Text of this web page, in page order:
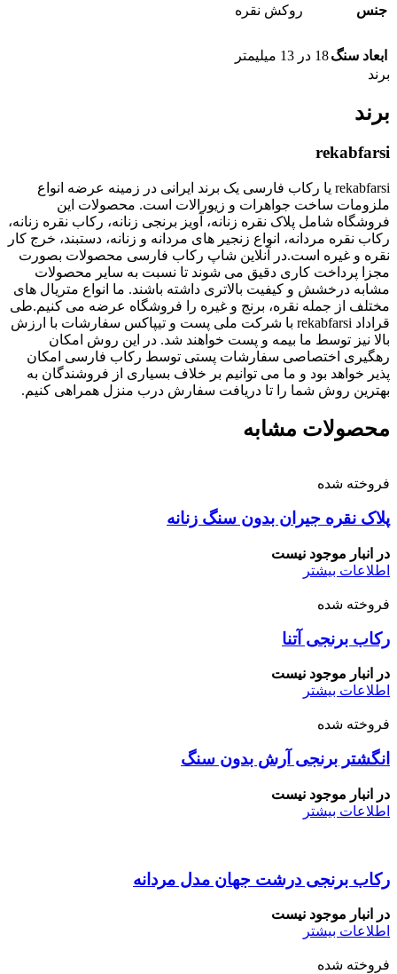
جنس
روکش نقره
ابعاد سنگ18 در 13 میلیمتر
برند
برند
rekabfarsi
rekabfarsi یا رکاب فارسی یک برند ایرانی در زمینه عرضه انواع
ملزومات ساخت جواهرات و زیورالات است. محصولات این
فروشگاه شامل پلاک نقره زنانه، آویز برنجی زنانه، رکاب نقره زنانه،
رکاب نقره مردانه، انواع زنجیر های مردانه و زنانه، دستبند، خرج کار
نقره و غیره است.در آنلاین شاپ رکاب فارسی محصولات بصورت
مجزا پرداخت کاری دقیق می شوند تا نسبت به سایر محصولات
مشابه درخشش و کیفیت بالاتری داشته باشند. ما انواع متریال های
مختلف از جمله نقره، برنج و غیره را فروشگاه عرضه می کنیم.طی
قراداد rekabfarsi با شرکت ملی پست و تیپاکس سفارشات با ارزش
بالا نیز توسط ما بیمه و پست خواهند شد. در این روش امکان
رهگیری اختصاصی سفارشات پستی توسط رکاب فارسی امکان
پذیر خواهد بود و ما می توانیم بر خلاف بسیاری از فروشندگان به
بهترین روش شما را تا دریافت سفارش درب منزل همراهی کنیم.
محصولات مشابه
فروخته شده
پلاک نقره جیران بدون سنگ زنانه
در انبار موجود نیست
اطلاعات بیشتر
فروخته شده
رکاب برنجی آتنا
در انبار موجود نیست
اطلاعات بیشتر
فروخته شده
انگشتر برنجی آرش بدون سنگ
در انبار موجود نیست
اطلاعات بیشتر
رکاب برنجی درشت جهان مدل مردانه
در انبار موجود نیست
اطلاعات بیشتر
فروخته شده